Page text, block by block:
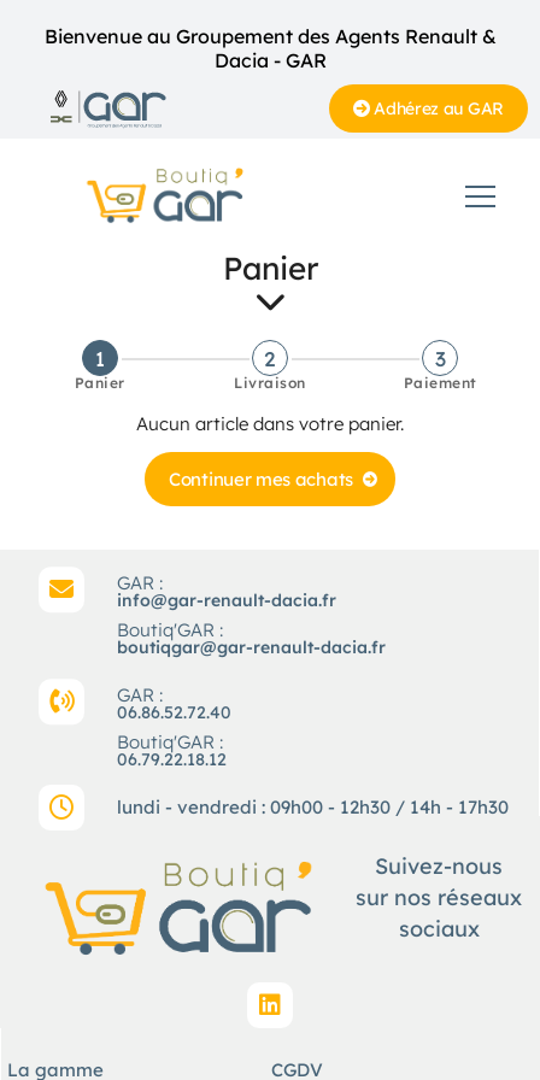
Bienvenue au Groupement des Agents Renault &
Dacia - GAR
Adhérez au GAR
Panier
1
Panier
2
Livraison
3
Paiement
Aucun article dans votre panier.
Continuer mes achats
GAR :
info@gar-renault-dacia.fr
Boutiq'GAR :
boutiqgar@gar-renault-dacia.fr
GAR :
06.86.52.72.40
Boutiq'GAR :
06.79.22.18.12
lundi - vendredi : 09h00 - 12h30 / 14h - 17h30
Suivez-nous
sur nos réseaux
sociaux
La gamme CGDV